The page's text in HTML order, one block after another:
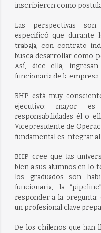
inscribieron como
Las perspectivas son
especificó que durante
trabaja, con contrato
busca desarrollar como
Así, dice ella,
funcionaria de la empresa.
BHP está muy
ejecutivo: mayor
responsabilidades él o
Vicepresidente de
fundamental es integrar
BHP cree que las
bien a sus alumnos en lo
los graduados son
funcionaria, la
responder a la pregunta:
un profesional clave
De los chilenos que han